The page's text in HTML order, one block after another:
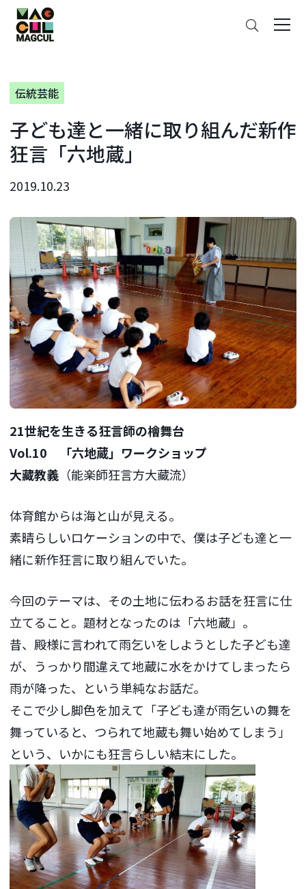
ン
テ
ン
に
ス
ッ
プ
伝統芸能
子ども達と一緒に取り組んだ新作
狂言「六地蔵」
2019.10.23
21世紀を生きる狂言師の檜舞台
Vol.10 「六地蔵」ワークショップ
大藏教義 （能楽師狂言方大藏流）
体育館からは海と山が見える。
素晴らしいロケーションの中で、僕は子ども達と一
緒に新作狂言に取り組んでいた。
今回のテーマは、その土地に伝わるお話を狂言に仕
立てること。題材となったのは「六地蔵」。
昔、殿様に言われて雨乞いをしようとした子ども達
が、うっかり間違えて地蔵に水をかけてしまったら
雨が降った、という単純なお話だ。
そこで少し脚色を加えて「子ども達が雨乞いの舞を
舞っていると、つられて地蔵も舞い始めてしまう」
という、いかにも狂言らしい結末にした。